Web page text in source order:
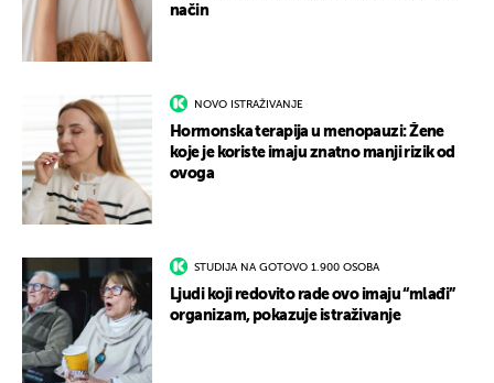
način
NOVO ISTRAŽIVANJE
Hormonska terapija u menopauzi: Žene
koje je koriste imaju znatno manji rizik od
ovoga
STUDIJA NA GOTOVO 1.900 OSOBA
Ljudi koji redovito rade ovo imaju “mlađi”
organizam, pokazuje istraživanje